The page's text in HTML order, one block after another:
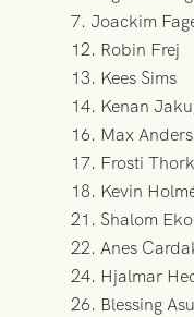
7. Joackim
12. Robin Frej
13. Kees Sims
14. Kenan
16. Max
17. Frosti
18. Kevin
21. Shalom
22. Anes
24. Hjalmar
26. Blessing